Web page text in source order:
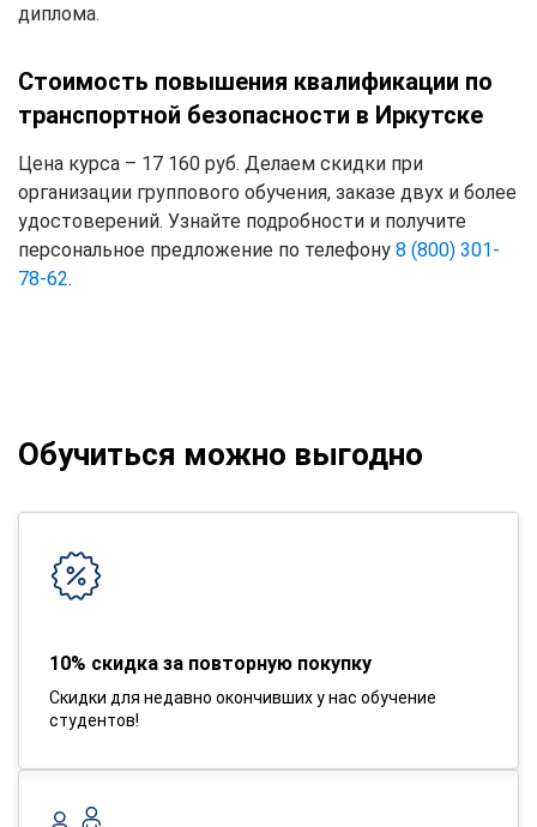
диплома.
Стоимость повышения квалификации по
транспортной безопасности в Иркутске
Цена курса – 17 160 руб. Делаем скидки при
организации группового обучения, заказе двух и более
удостоверений. Узнайте подробности и получите
персональное предложение по телефону 8 (800) 301-
78-62.
Обучиться можно выгодно
10% скидка за повторную покупку
Скидки для недавно окончивших у нас обучение
студентов!